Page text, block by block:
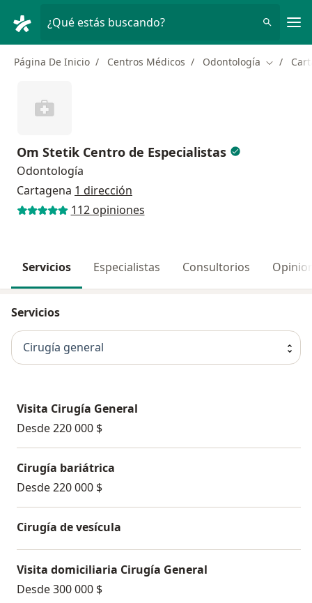
¿Qué estás buscando?
Página De Inicio Centros Médicos Odontología Cambiar
Om Stetik Centro de Especialistas
Odontología
Cartagena 1 dirección
112 opiniones
Servicios Especialistas Consultorios
Servicios
Cirugía general
Visita Cirugía General
Desde 220 000 $
Cirugía bariátrica
Desde 220 000 $
Cirugía de vesícula
Visita domiciliaria Cirugía General
Desde 300 000 $